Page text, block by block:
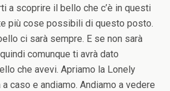
a scoprire il bello che c’è in questi
più cose possibili di questo posto.
ci sarà sempre. E se non sarà
comunque ti avrà dato
che avevi. Apriamo la Lonely
caso e andiamo. Andiamo a vedere